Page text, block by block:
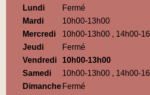
Horaires
Médiathèque
Maupassant
Lundi
Fermé
Mardi
10h00-13h00
Mercredi
10h00-13h00 , 14h00-
Jeudi
Fermé
Vendredi
10h00-13h00
Samedi
10h00-13h00 , 14h00-
Dimanche Fermé